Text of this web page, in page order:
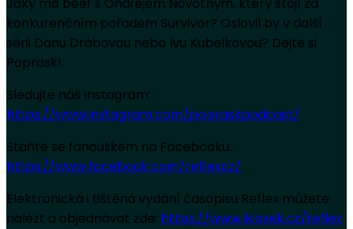
Jaký má beef s Ondřejem Novotným, který stojí za
konkurenčním pořadem Survivor? Oslovil by v další
sérii Danu Drábovou nebo Ivu Kubelkovou? Dejte si
Poprask!
Sledujte náš Instagram:
https://www.instagram.com/popraskpodcast/
Staňte se fanouškem na Facebooku:
https://www.facebook.com/reflexcz/
Elektronická i tištěná vydání časopisu Reflex můžete
nalézt a objednávat zde: https://www.ikiosek.cz/reflex